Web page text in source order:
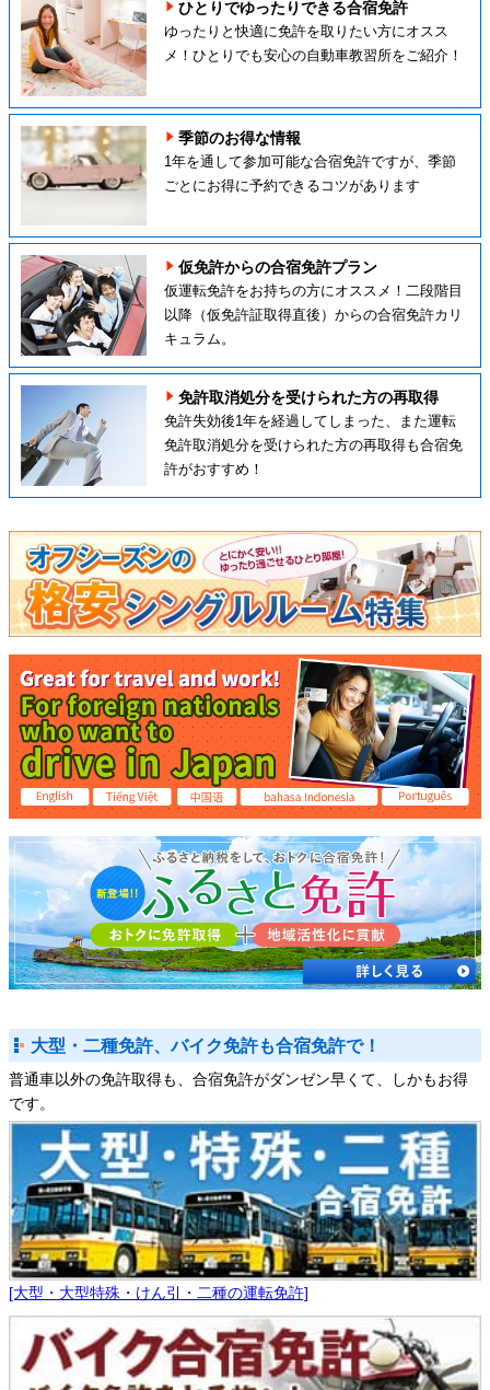
ひとりでゆったりできる合宿免許
ゆったりと快適に免許を取りたい方にオスス
メ！ひとりでも安心の自動車教習所をご紹介！
季節のお得な情報
1年を通して参加可能な合宿免許ですが、季節
ごとにお得に予約できるコツがあります
仮免許からの合宿免許プラン
仮運転免許をお持ちの方にオススメ！二段階目
以降（仮免許証取得直後）からの合宿免許カリ
キュラム。
免許取消処分を受けられた方の再取得
免許失効後1年を経過してしまった、また運転
免許取消処分を受けられた方の再取得も合宿免
許がおすすめ！
大型・二種免許、バイク免許も合宿免許で！
普通車以外の免許取得も、合宿免許がダンゼン早くて、しかもお得
です。
[大型・大型特殊・けん引・二種の運転免許]